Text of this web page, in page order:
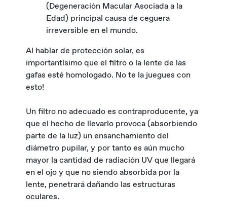
(Degeneración Macular Asociada a la
Edad) principal causa de ceguera
irreversible en el mundo.
Al hablar de protección solar, es
importantísimo que el filtro o la lente de las
gafas esté homologado. No te la juegues con
esto!
Un filtro no adecuado es contraproducente, ya
que el hecho de llevarlo provoca (absorbiendo
parte de la luz) un ensanchamiento del
diámetro pupilar, y por tanto es aún mucho
mayor la cantidad de radiación UV que llegará
en el ojo y que no siendo absorbida por la
lente, penetrará dañando las estructuras
oculares.